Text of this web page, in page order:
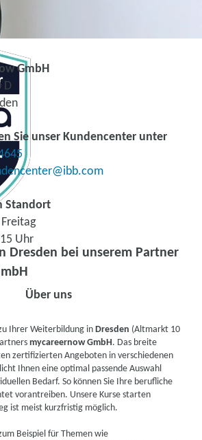
Dresden bei unserem Partner
GmbH
D
Sie unser Kundencenter unter
Standort
Uhr
Über uns
Ihrer Weiterbildung inDresden (Altmarkt 10
mycareernow GmbH. Das breite
zertifizierten Angeboten in verschiedenen
Ihnen eine optimal passende Auswahl
Bedarf. So können Sie Ihre berufliche
vorantreiben. Unsere Kurse starten
ist meist kurzfristig möglich.
Beispiel für Themen wie